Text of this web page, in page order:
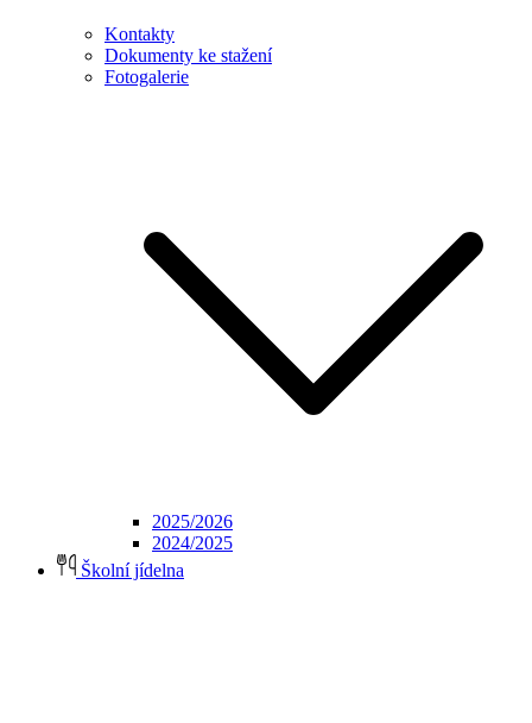
Kontakty
Dokumenty ke stažení
Fotogalerie
2025/2026
2024/2025
Školní jídelna